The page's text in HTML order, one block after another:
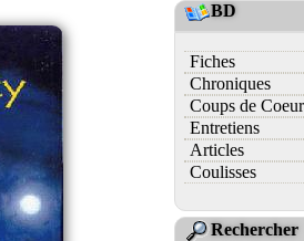
BD
Fiches
Chroniques
Coups de Coeur
Entretiens
Articles
Coulisses
Rechercher